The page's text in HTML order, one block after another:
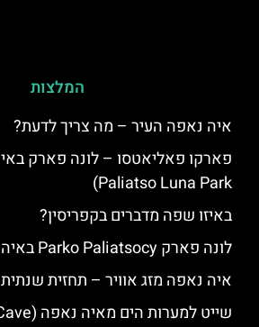
המלצות
איה נאפה העיר – מה צריך לדעת?
Paliatso Luna Park‬)
באיזו שפה מדברים בקפריסין?
לונה פארק Parko Paliatsocy באיה נאפה
איה נאפה מזג אוויר – תחזית שנתית
שייט למערות הים מאיה נאפה (Sea Cave)